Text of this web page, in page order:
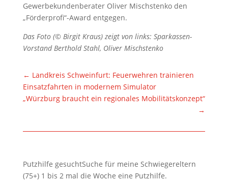
Gewerbekundenberater Oliver Mischstenko den
„Förderprofi“-Award entgegen.
Das Foto (© Birgit Kraus) zeigt von links: Sparkassen-
Vorstand Berthold Stahl, Oliver Mischstenko
← Landkreis Schweinfurt: Feuerwehren trainieren
Einsatzfahrten in modernem Simulator
„Würzburg braucht ein regionales Mobilitätskonzept“
→
Putzhilfe gesuchtSuche für meine Schwiegereltern
(75+) 1 bis 2 mal die Woche eine Putzhilfe.